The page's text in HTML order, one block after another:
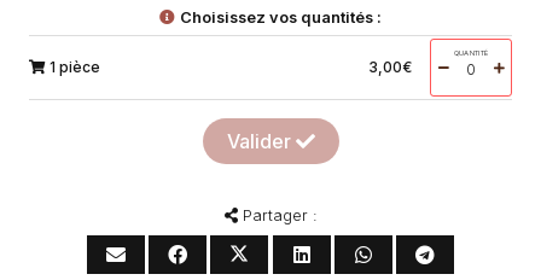
Choisissez vos quantités :
1 pièce 3,00€
QUANTITÉ
Valider
Partager :